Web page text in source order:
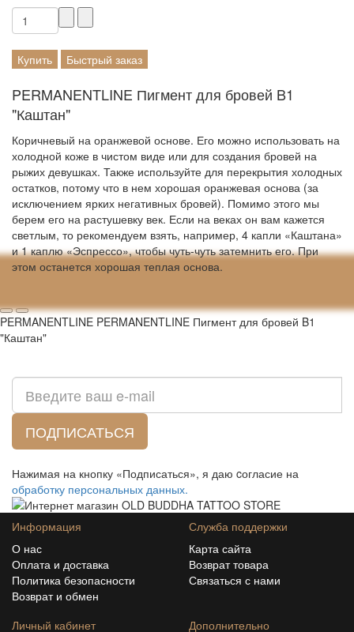
Купить Быстрый заказ
PERMANENTLINE Пигмент для бровей B1
"Каштан"
Коричневый на оранжевой основе. Его можно использовать на
холодной коже в чистом виде или для создания бровей на
рыжих девушках. Также используйте для перекрытия холодных
остатков, потому что в нем хорошая оранжевая основа (за
исключением ярких негативных бровей). Помимо этого мы
берем его на растушевку век. Если на веках он вам кажется
светлым, то рекомендуем взять, например, 4 капли «Каштана»
и 1 каплю «Эспрессо», чтобы чуть-чуть затемнить его. При
этом останется хорошая теплая основа.
PERMANENTLINE PERMANENTLINE Пигмент для бровей B1
"Каштан"
ПОДПИСАТЬСЯ
Нажимая на кнопку «Подписаться», я даю cогласие на
обработку персональных данных.
Информация
О нас
Оплата и доставка
Политика безопасности
Возврат и обмен
Служба поддержки
Карта сайта
Возврат товара
Связаться с нами
Личный кабинет Дополнительно